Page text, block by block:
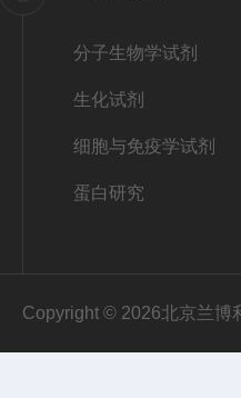
分子生物学试剂
生化试剂
细胞与免疫学试剂
蛋白研究
Copyright © 2026北京兰